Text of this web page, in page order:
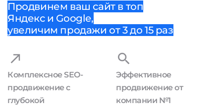
Продвинем ваш сайт в топ
Яндекс и Google,
увеличим продажи от 3 до 15 раз
Комплексное SEO-
продвижение с
глубокой
Эффективное
продвижение от
компании №1